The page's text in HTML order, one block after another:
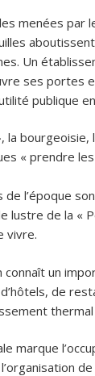
menées par
Un
ses portes
publique
la bourgeoisie,
« prendre les
l’époque
lustre de la «
vivre.
connaît un
de
marque